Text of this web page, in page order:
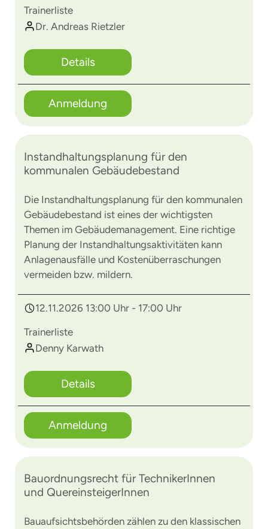
Trainerliste
Dr. Andreas Rietzler
Details
Anmeldung
Instandhaltungsplanung für den
kommunalen Gebäudebestand
Die Instandhaltungsplanung für den kommunalen
Gebäudebestand ist eines der wichtigsten
Themen im Gebäudemanagement. Eine richtige
Planung der Instandhaltungsaktivitäten kann
Anlagenausfälle und Kostenüberraschungen
vermeiden bzw. mildern.
12.11.2026 13:00 Uhr - 17:00 Uhr
Trainerliste
Denny Karwath
Details
Anmeldung
Bauordnungsrecht für TechnikerInnen
und QuereinsteigerInnen
Bauaufsichtsbehörden zählen zu den klassischen